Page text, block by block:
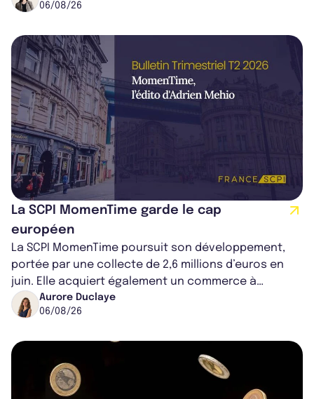
06/08/26
La SCPI MomenTime garde le cap
européen
La SCPI MomenTime poursuit son développement,
portée par une collecte de 2,6 millions d’euros en
juin. Elle acquiert également un commerce à
Worcester, place une plateforme logisti...
Aurore Duclaye
06/08/26